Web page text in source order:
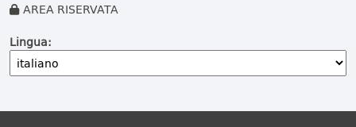
AREA RISERVATA
Lingua